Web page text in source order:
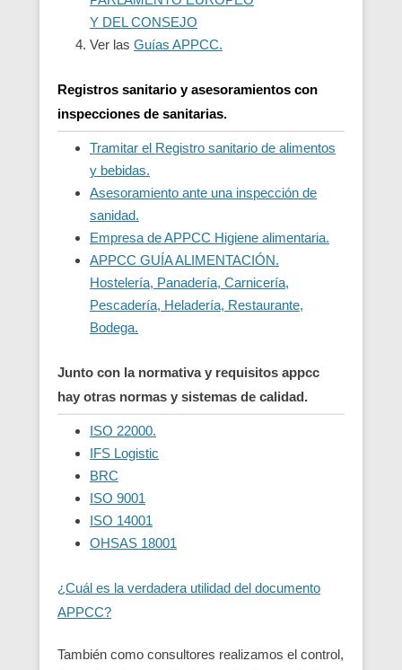
Y DEL CONSEJO
Ver las Guías APPCC.
Registros sanitario y asesoramientos con
inspecciones de sanitarias.
Tramitar el Registro sanitario de alimentos
y bebidas.
Asesoramiento ante una inspección de
sanidad.
Empresa de APPCC Higiene alimentaria.
APPCC GUÍA ALIMENTACIÓN.
Hostelería, Panadería, Carnicería,
Pescadería, Heladería, Restaurante,
Bodega.
Junto con la normativa y requisitos appcc
hay otras normas y sistemas de calidad.
ISO 22000.
IFS Logistic
BRC
ISO 9001
ISO 14001
OHSAS 18001
¿Cuál es la verdadera utilidad del documento
APPCC?
También como consultores realizamos el control,